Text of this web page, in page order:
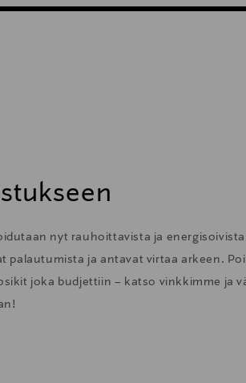
nyt rauhoittavista ja energisoivista
palautumista ja antavat virtaa arkeen.
joka budjettiin – katso vinkkimme ja